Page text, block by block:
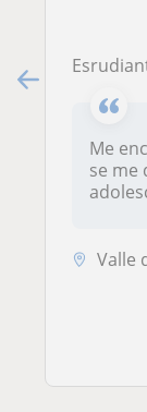
Esrudiante de
Me
se me
Valle